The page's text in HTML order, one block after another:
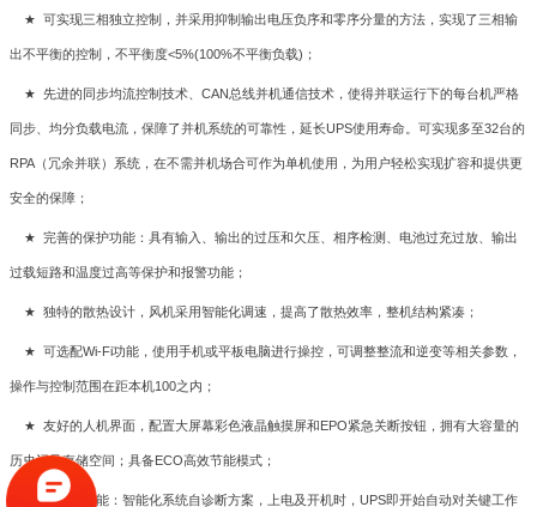
★ 可实现三相独立控制，并采用抑制输出电压负序和零序分量的方法，实现了三相输
出不平衡的控制，不平衡度<5%(100%不平衡负载) ；
★ 先进的同步均流控制技术、 CAN总线并机通信技术，使得并联运行下的每台机严格
同步、均分负载电流，保障了并机系统的可靠性，延长UPS使用寿命。可实现多至32台的
RPA （冗余并联）系统，在不需并机场合可作为单机使用，为用户轻松实现扩容和提供更
安全的保障；
★ 完善的保护功能：具有输入、输出的过压和欠压、相序检测、电池过充过放、输出
过载短路和温度过高等保护和报警功能；
★ 独特的散热设计，风机采用智能化调速，提高了散热效率，整机结构紧凑；
★ 可选配Wi-Fi功能，使用手机或平板电脑进行操控，可调整整流和逆变等相关参数，
操作与控制范围在距本机100之内；
★ 友好的人机界面，配置大屏幕彩色液晶触摸屏和EPO紧急关断按钮，拥有大容量的
历史记录存储空间；具备ECO高效节能模式；
★自诊断功能：智能化系统自诊断方案，上电及开机时， UPS即开始自动对关键工作